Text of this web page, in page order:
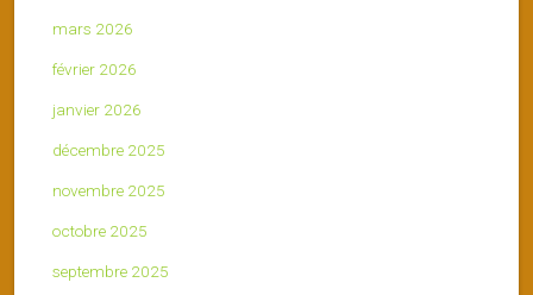
mars 2026
février 2026
janvier 2026
décembre 2025
novembre 2025
octobre 2025
septembre 2025